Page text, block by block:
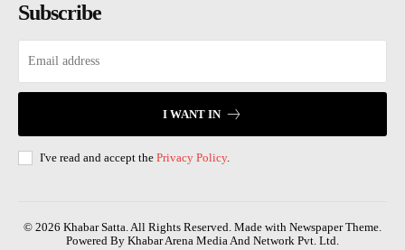
Subscribe
I WANT IN
I've read and accept the Privacy Policy.
© 2026 Khabar Satta. All Rights Reserved. Made with Newspaper Theme.
Powered By Khabar Arena Media And Network Pvt. Ltd.